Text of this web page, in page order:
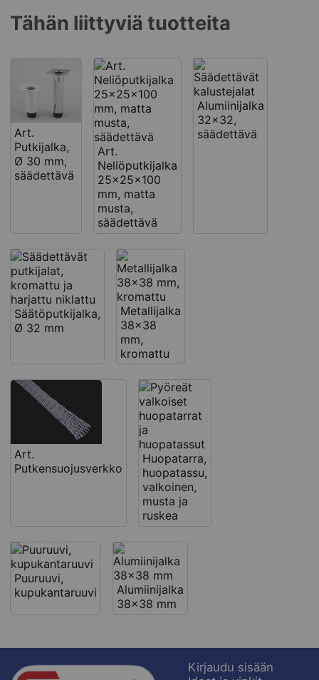
Tähän liittyviä tuotteita
Art.
Putkijalka,
Ø 30 mm,
säädettävä
Art.
Neliöputkijalka
25x25x100
mm, matta
musta,
säädettävä
Alumiinijalka
32x32,
säädettävä
Säätöputkijalka,
Ø 32 mm
Metallijalka
38x38
mm,
kromattu
Art.
Putkensuojusverkko
Huopatarra,
huopatassu,
valkoinen,
musta ja
ruskea
Puuruuvi,
kupukantaruuvi
Alumiinijalka
38x38 mm
Kirjaudu sisään